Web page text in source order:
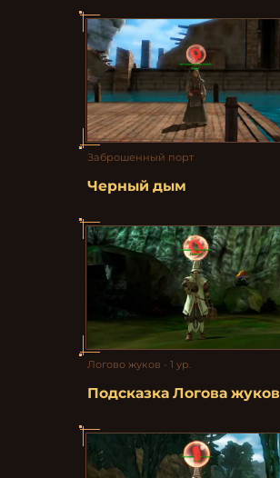
Заброшенный порт
Черный дым
Логово жуков - 1 ур.
Подсказка Логова жуков